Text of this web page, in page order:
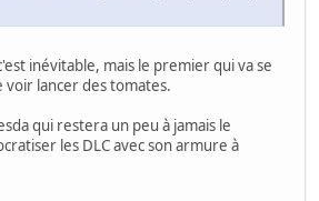
inévitable, mais le premier qui va se
voir lancer des tomates.
qui restera un peu à jamais le
les DLC avec son armure à